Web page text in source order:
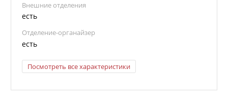
Внешние отделения
есть
Отделение-органайзер
есть
Посмотреть все характеристики